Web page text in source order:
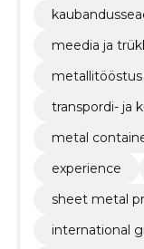
meedia ja
metallitööstus
transpordi- ja
metal
experience
sheet metal
international